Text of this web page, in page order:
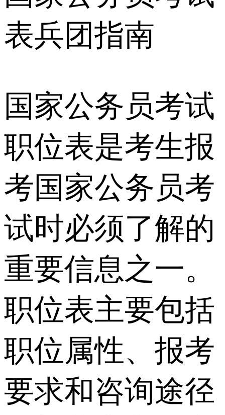
表兵团指南
国家公务员考试
职位表是考生报
考国家公务员考
试时必须了解的
重要信息之一。
职位表主要包括
职位属性、报考
要求和咨询途径